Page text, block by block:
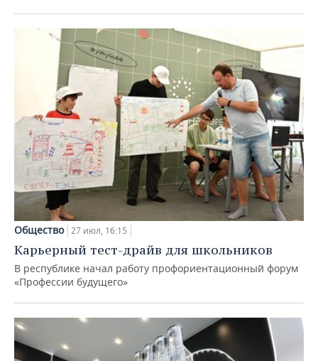
Общество 27 июл, 16:15
Карьерный тест-драйв для школьников
В республике начал работу профориентационный форум
«Профессии будущего»